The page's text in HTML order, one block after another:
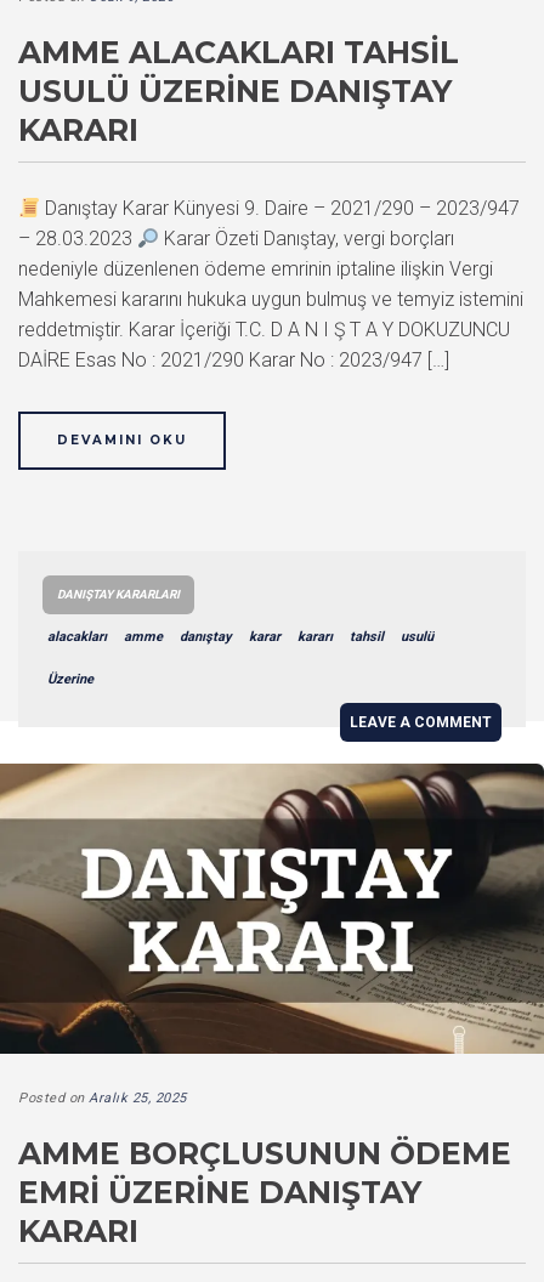
AMME ALACAKLARI TAHSIL
USULÜ ÜZERINE DANIŞTAY
KARARI
Danıştay Karar Künyesi 9. Daire – 2021/290 – 2023/947
– 28.03.2023
Karar Özeti Danıştay, vergi borçları
nedeniyle düzenlenen ödeme emrinin iptaline ilişkin Vergi
Mahkemesi kararını hukuka uygun bulmuş ve temyiz istemini
reddetmiştir. Karar İçeriği T.C. D A N I Ş T A Y DOKUZUNCU
DAİRE Esas No : 2021/290 Karar No : 2023/947 […]
DEVAMINI OKU
DANIŞTAY KARARLARI
alacakları amme danıştay karar kararı tahsil usulü
Üzerine
LEAVE A COMMENT
Posted on Aralık 25, 2025
AMME BORÇLUSUNUN ÖDEME
EMRI ÜZERINE DANIŞTAY
KARARI